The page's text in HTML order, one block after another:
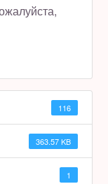
116
363.57 KB
1